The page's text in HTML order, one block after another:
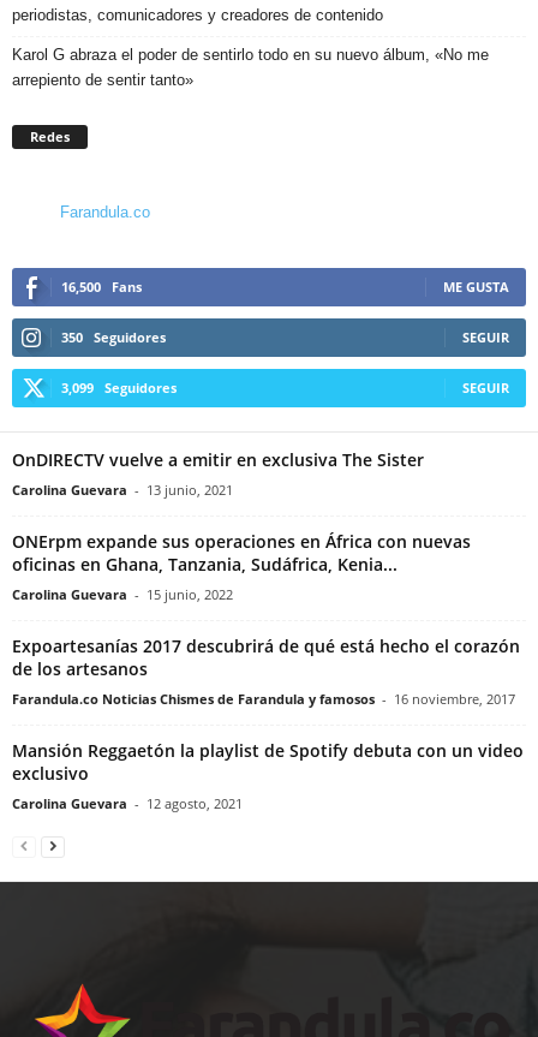
periodistas, comunicadores y creadores de contenido
Karol G abraza el poder de sentirlo todo en su nuevo álbum, «No me
arrepiento de sentir tanto»
Redes
Farandula.co
16,500 Fans ME GUSTA
350 Seguidores SEGUIR
3,099 Seguidores SEGUIR
OnDIRECTV vuelve a emitir en exclusiva The Sister
Carolina Guevara - 13 junio, 2021
ONErpm expande sus operaciones en África con nuevas
oficinas en Ghana, Tanzania, Sudáfrica, Kenia...
Carolina Guevara - 15 junio, 2022
Expoartesanías 2017 descubrirá de qué está hecho el corazón
de los artesanos
Farandula.co Noticias Chismes de Farandula y famosos - 16 noviembre, 2017
Mansión Reggaetón la playlist de Spotify debuta con un video
exclusivo
Carolina Guevara - 12 agosto, 2021